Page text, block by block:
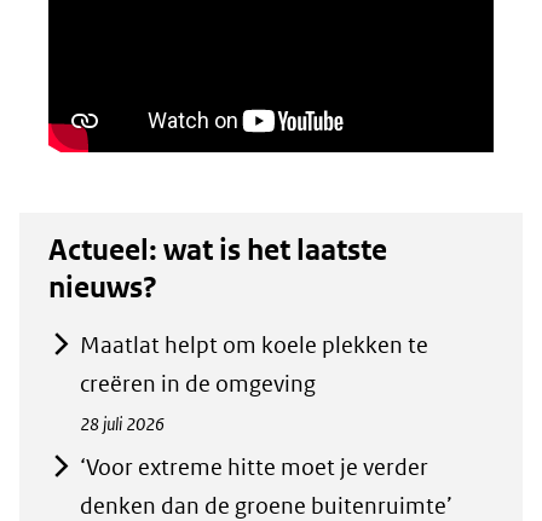
Actueel: wat is het laatste
nieuws?
Maatlat helpt om koele plekken te
creëren in de omgeving
28 juli 2026
‘Voor extreme hitte moet je verder
denken dan de groene buitenruimte’